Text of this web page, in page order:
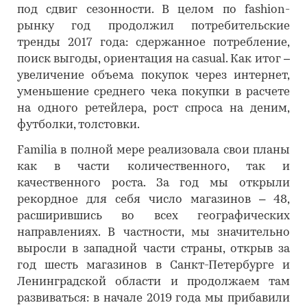
под сдвиг сезонности. В целом по fashion-
рынку год продолжил потребительские
тренды 2017 года: сдержанное потребление,
поиск выгоды, ориентация на casual. Как итог –
увеличение объема покупок через интернет,
уменьшение среднего чека покупки в расчете
на одного ретейлера, рост спроса на деним,
футболки, толстовки.
Familia в полной мере реализовала свои планы
как в части количественного, так и
качественного роста. За год мы открыли
рекордное для себя число магазинов – 48,
расширившись во всех географических
направлениях. В частности, мы значительно
выросли в западной части страны, открыв за
год шесть магазинов в Санкт-Петербурге и
Ленинградской области и продолжаем там
развиваться: в начале 2019 года мы прибавили